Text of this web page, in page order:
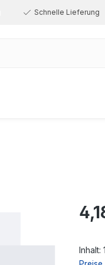
Schnelle Lieferung
Inhalt: 1